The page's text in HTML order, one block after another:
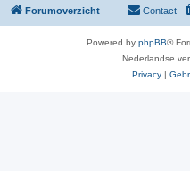
Forumoverzicht Contact
Powered by phpBB®
Nederlandse
Privacy |